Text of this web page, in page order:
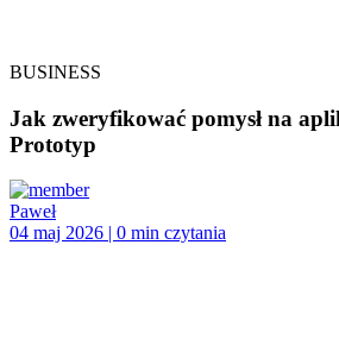
BUSINESS
Jak zweryfikować pomysł na
Prototyp
Paweł
04 maj 2026 | 0 min czytania